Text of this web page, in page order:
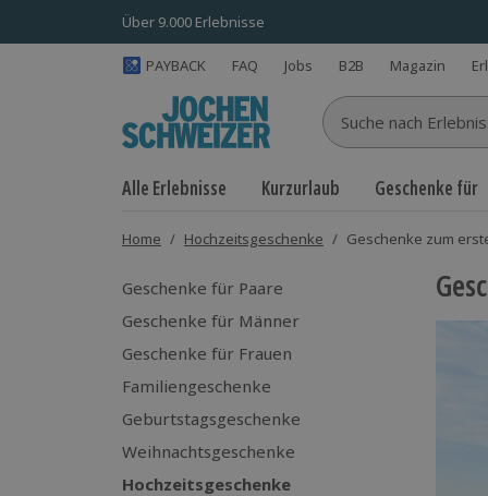
Über 9.000 Erlebnisse
PAYBACK FAQ Jobs B2B Magazin
Suche nach
Alle Erlebnisse Kurzurlaub Geschenke für
Home / Hochzeitsgeschenke / Geschenke zum
Geschenke für Paare
Geschenke für Männer
Geschenke für Frauen
Familiengeschenke
Geburtstagsgeschenke
Weihnachtsgeschenke
Hochzeitsgeschenke